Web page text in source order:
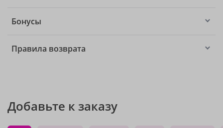
Бонусы
Правила возврата
Добавьте к заказу